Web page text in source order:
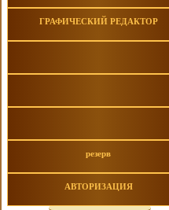
ГРАФИЧЕСКИЙ РЕДАКТОР
резерв
АВТОРИЗАЦИЯ